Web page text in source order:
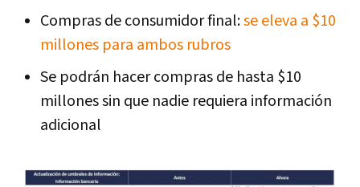
Compras de consumidor final:se eleva a $10
millones para ambos rubros
Se podrán hacer compras de hasta $10
millones sin que nadie requiera información
adicional